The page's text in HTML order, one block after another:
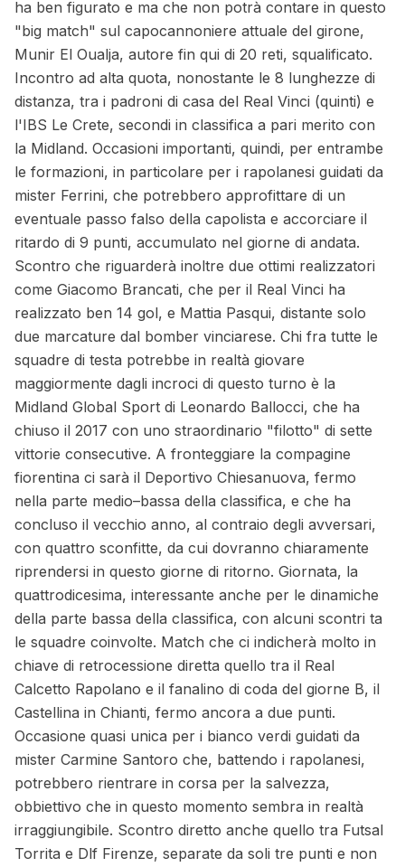
ha ben figurato e ma che non potrà contare in questo
"big match" sul capocannoniere attuale del girone,
Munir El Oualja, autore fin qui di 20 reti, squalificato.
Incontro ad alta quota, nonostante le 8 lunghezze di
distanza, tra i padroni di casa del Real Vinci (quinti) e
l'IBS Le Crete, secondi in classifica a pari merito con
la Midland. Occasioni importanti, quindi, per entrambe
le formazioni, in particolare per i rapolanesi guidati da
mister Ferrini, che potrebbero approfittare di un
eventuale passo falso della capolista e accorciare il
ritardo di 9 punti, accumulato nel giorne di andata.
Scontro che riguarderà inoltre due ottimi realizzatori
come Giacomo Brancati, che per il Real Vinci ha
realizzato ben 14 gol, e Mattia Pasqui, distante solo
due marcature dal bomber vinciarese. Chi fra tutte le
squadre di testa potrebbe in realtà giovare
maggiormente dagli incroci di questo turno è la
Midland Global Sport di Leonardo Ballocci, che ha
chiuso il 2017 con uno straordinario "filotto" di sette
vittorie consecutive. A fronteggiare la compagine
fiorentina ci sarà il Deportivo Chiesanuova, fermo
nella parte medio–bassa della classifica, e che ha
concluso il vecchio anno, al contraio degli avversari,
con quattro sconfitte, da cui dovranno chiaramente
riprendersi in questo giorne di ritorno. Giornata, la
quattrodicesima, interessante anche per le dinamiche
della parte bassa della classifica, con alcuni scontri ta
le squadre coinvolte. Match che ci indicherà molto in
chiave di retrocessione diretta quello tra il Real
Calcetto Rapolano e il fanalino di coda del giorne B, il
Castellina in Chianti, fermo ancora a due punti.
Occasione quasi unica per i bianco verdi guidati da
mister Carmine Santoro che, battendo i rapolanesi,
potrebbero rientrare in corsa per la salvezza,
obbiettivo che in questo momento sembra in realtà
irraggiungibile. Scontro diretto anche quello tra Futsal
Torrita e Dlf Firenze, separate da soli tre punti e non